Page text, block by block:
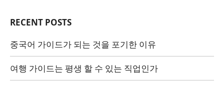
RECENT POSTS
중국어 가이드가 되는 것을 포기한 이유
여행 가이드는 평생 할 수 있는 직업인가